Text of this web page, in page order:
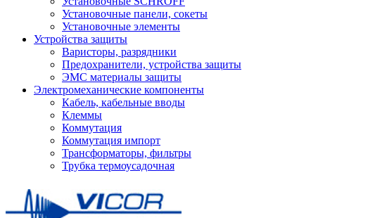
Установочные панели, сокеты
Установочные элементы
Устройства защиты
Варисторы, разрядники
Предохранители, устройства защиты
ЭМС материалы защиты
Электромеханические компоненты
Кабель, кабельные вводы
Клеммы
Коммутация
Коммутация импорт
Трансформаторы, фильтры
Трубка термоусадочная